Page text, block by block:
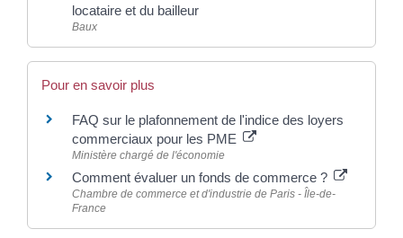
locataire et du bailleur
Baux
Pour en savoir plus
FAQ sur le plafonnement de l'indice des loyers
commerciaux pour les PME
Ministère chargé de l'économie
Comment évaluer un fonds de commerce ?
Chambre de commerce et d'industrie de Paris - Île-de-
France